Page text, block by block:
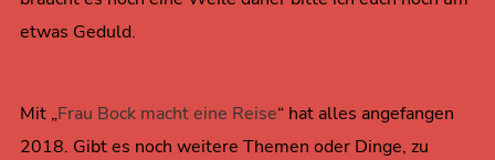
etwas Geduld.
Mit „Frau Bock macht eine Reise“ hat alles angefangen
2018. Gibt es noch weitere Themen oder Dinge, zu